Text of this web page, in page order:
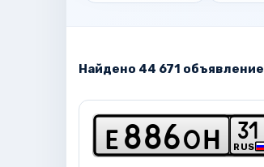
Найдено 44 671 объявление
e 8 86 o h RUS
31